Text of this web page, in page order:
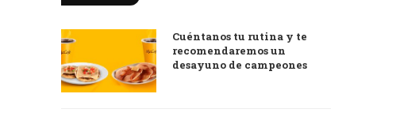
Cuéntanos tu rutina y te
recomendaremos un
desayuno de campeones